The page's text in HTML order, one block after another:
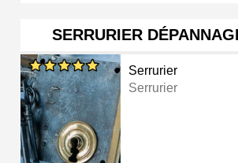
SERRURIER
Serrurier
Serrurier